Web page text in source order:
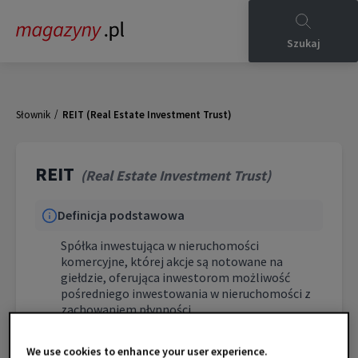
Szukaj
Słownik / REIT (Real Estate Investment Trust)
REIT (Real Estate Investment Trust)
Definicja podstawowa
Spółka inwestująca w nieruchomości
komercyjne, której akcje są notowane na
giełdzie, oferująca inwestorom możliwość
pośredniego inwestowania w nieruchomości z
zachowaniem płynności.
Charakterystyka techniczna
We use cookies to enhance your user experience.